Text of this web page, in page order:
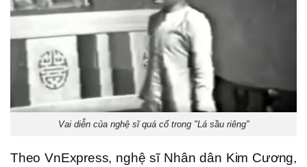
Vai diễn của nghệ sĩ quá cố trong "Lá sầu riêng"
Theo VnExpress, nghệ sĩ Nhân dân Kim Cương,